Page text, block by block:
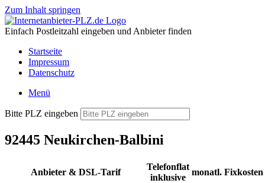
Zum Inhalt springen
Einfach Postleitzahl eingeben und Anbieter finden
Startseite
Impressum
Datenschutz
Menü
Bitte PLZ eingeben
92445 Neukirchen-Balbini
Anbieter & DSL-Tarif
Telefonflat
inklusive
monatl. Fixkosten